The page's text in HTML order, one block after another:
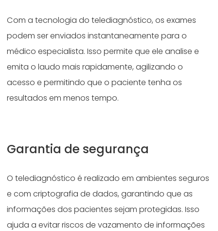
Com a tecnologia do telediagnóstico, os exames
podem ser enviados instantaneamente para o
médico especialista. Isso permite que ele analise e
emita o laudo mais rapidamente, agilizando o
acesso e permitindo que o paciente tenha os
resultados em menos tempo.
Garantia de segurança
O telediagnóstico é realizado em ambientes seguros
e com criptografia de dados, garantindo que as
informações dos pacientes sejam protegidas. Isso
ajuda a evitar riscos de vazamento de informações